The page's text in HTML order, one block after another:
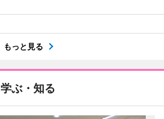
もっと見る
学ぶ・知る